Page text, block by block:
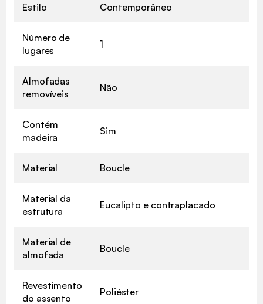
Estilo Contemporâneo
Número de
lugares
1
Almofadas
removíveis
Não
Contém
madeira
Sim
Material Boucle
Material da
estrutura
Eucalipto e contraplacado
Material de
almofada
Boucle
Revestimento
do assento
Poliéster